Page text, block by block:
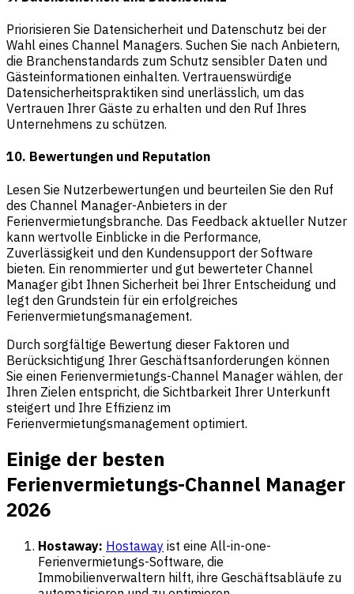
Priorisieren Sie Datensicherheit und Datenschutz bei der
Wahl eines Channel Managers. Suchen Sie nach Anbietern,
die Branchenstandards zum Schutz sensibler Daten und
Gästeinformationen einhalten. Vertrauenswürdige
Datensicherheitspraktiken sind unerlässlich, um das
Vertrauen Ihrer Gäste zu erhalten und den Ruf Ihres
Unternehmens zu schützen.
10. Bewertungen und Reputation
Lesen Sie Nutzerbewertungen und beurteilen Sie den Ruf
des Channel Manager-Anbieters in der
Ferienvermietungsbranche. Das Feedback aktueller Nutzer
kann wertvolle Einblicke in die Performance,
Zuverlässigkeit und den Kundensupport der Software
bieten. Ein renommierter und gut bewerteter Channel
Manager gibt Ihnen Sicherheit bei Ihrer Entscheidung und
legt den Grundstein für ein erfolgreiches
Ferienvermietungsmanagement.
Durch sorgfältige Bewertung dieser Faktoren und
Berücksichtigung Ihrer Geschäftsanforderungen können
Sie einen Ferienvermietungs-Channel Manager wählen, der
Ihren Zielen entspricht, die Sichtbarkeit Ihrer Unterkunft
steigert und Ihre Effizienz im
Ferienvermietungsmanagement optimiert.
Einige der besten
Ferienvermietungs-Channel Manager
2026
Hostaway: Hostaway ist eine All-in-one-
Ferienvermietungs-Software, die
Immobilienverwaltern hilft, ihre Geschäftsabläufe zu